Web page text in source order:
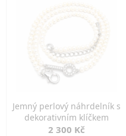
Jemný perlový náhrdelník s
dekorativním klíčkem
2 300 Kč